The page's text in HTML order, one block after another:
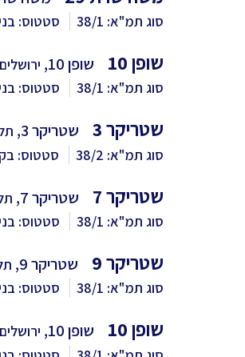
סוג תמ"א: 38/1
סטטוס:
שופן 10 שופן 10,
ירושלים
סוג תמ"א: 38/1
סטטוס:
שטריקר 3 שטריקר 3,
סוג תמ"א: 38/2
סטטוס:
שטריקר 7 שטריקר 7,
סוג תמ"א: 38/1
סטטוס:
שטריקר 9 שטריקר 9,
סוג תמ"א: 38/1
סטטוס:
שופן 10 שופן 10,
ירושלים